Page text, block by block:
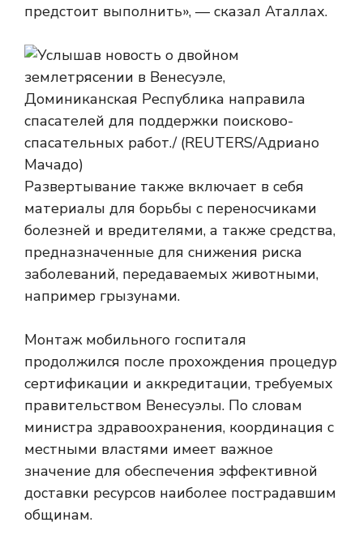
предстоит выполнить», — сказал Аталлах.
Развертывание также включает в себя
материалы для борьбы с переносчиками
болезней и вредителями, а также средства,
предназначенные для снижения риска
заболеваний, передаваемых животными,
например грызунами.
Монтаж мобильного госпиталя
продолжился после прохождения процедур
сертификации и аккредитации, требуемых
правительством Венесуэлы. По словам
министра здравоохранения, координация с
местными властями имеет важное
значение для обеспечения эффективной
доставки ресурсов наиболее пострадавшим
общинам.